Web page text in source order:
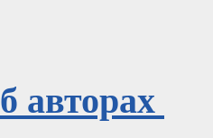
авторах